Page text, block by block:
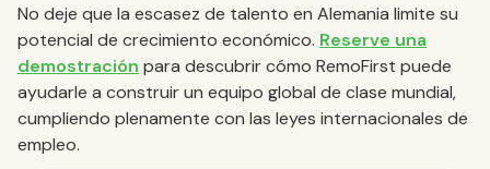
No deje que la escasez de talento en Alemania limite su
potencial de crecimiento económico. Reserve una
demostración para descubrir cómo RemoFirst puede
ayudarle a construir un equipo global de clase mundial,
cumpliendo plenamente con las leyes internacionales de
empleo.